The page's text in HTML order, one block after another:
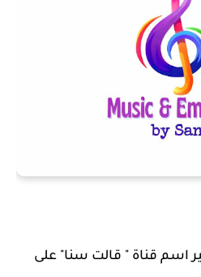
اسم قناة " قالت سنا" على